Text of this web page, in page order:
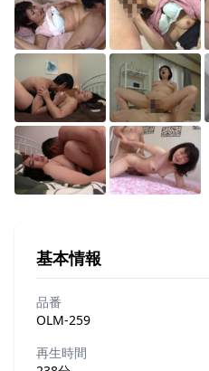
基本情報
品番
OLM-259
再生時間